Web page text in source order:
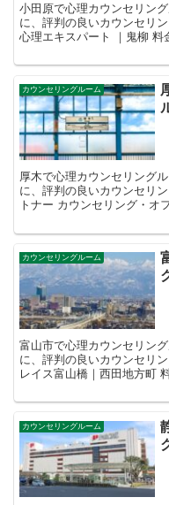
小田原で心理カウンセリン
に、評判の良いカウンセリ
心理エキスパート ｜鬼柳 料金・コース ●カウンセリング 120分
カウンセリングルーム
厚木で心理カウンセリング
に、評判の良いカウンセリ
トナー カウンセリング・オフィス｜中町 料金
カウンセリングルーム
富山市で心理カウンセリン
に、評判の良いカウンセリ
レイス富山橋｜西田地方町 料金・コース カウンセリング ・初回(60
カウンセリングルーム